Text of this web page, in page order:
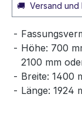
🚚 Versand und
Höhe: 700
2100 mm
Breite: 1400
Länge: 1924